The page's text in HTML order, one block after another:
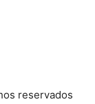
reservados